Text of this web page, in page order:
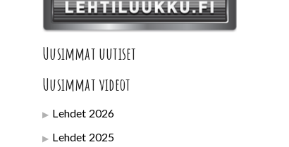
Uusimmat uutiset
Uusimmat videot
Lehdet 2026
Lehdet 2025